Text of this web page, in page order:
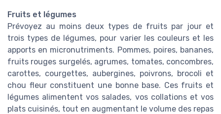
Fruits et légumes
Prévoyez au moins deux types de fruits par jour et
trois types de légumes, pour varier les couleurs et les
apports en micronutriments. Pommes, poires, bananes,
fruits rouges surgelés, agrumes, tomates, concombres,
carottes, courgettes, aubergines, poivrons, brocoli et
chou fleur constituent une bonne base. Ces fruits et
légumes alimentent vos salades, vos collations et vos
plats cuisinés, tout en augmentant le volume des repas